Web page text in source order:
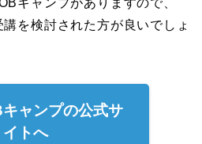
を検討された方が良いでしょ
ャンプの公式サ
イトへ